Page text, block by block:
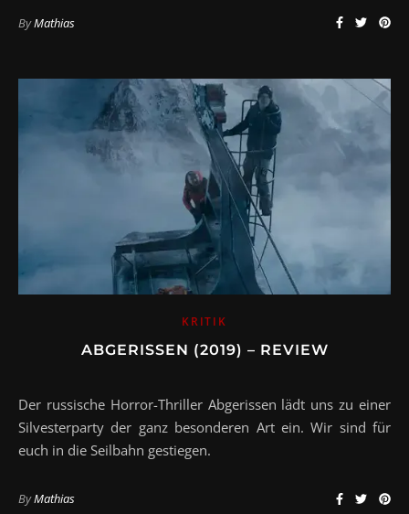
ByMathias
KRITIK
ABGERISSEN (2019) – REVIEW
Der russische Horror-Thriller Abgerissen lädt uns zu einer
Silvesterparty der ganz besonderen Art ein. Wir sind für
euch in die Seilbahn gestiegen.
ByMathias